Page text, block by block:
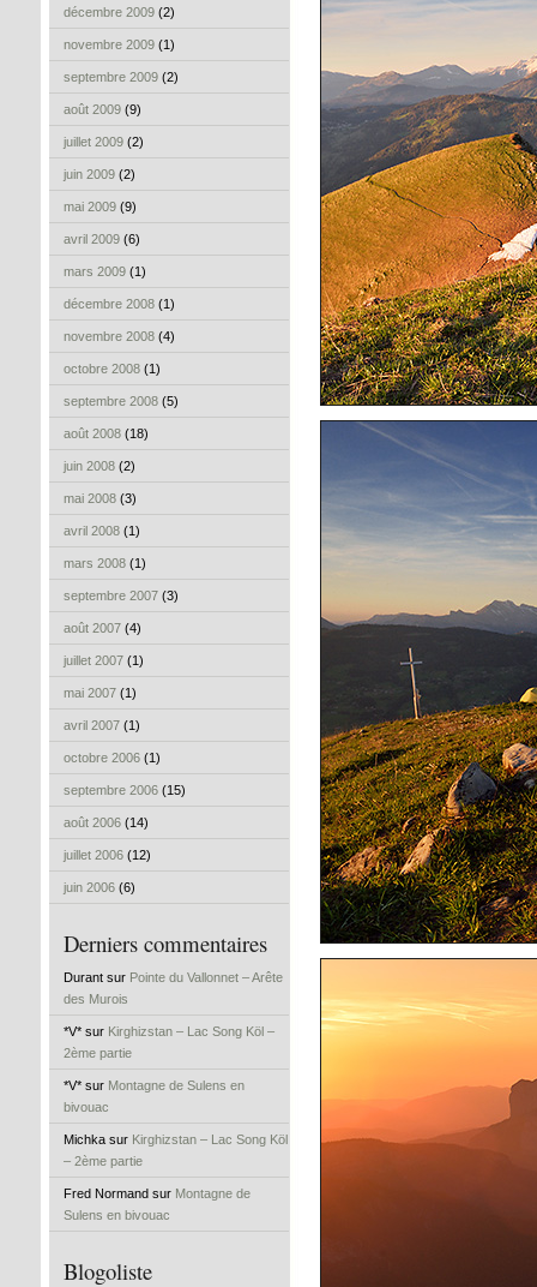
décembre 2009 (2)
novembre 2009 (1)
septembre 2009 (2)
août 2009 (9)
juillet 2009 (2)
juin 2009 (2)
mai 2009 (9)
avril 2009 (6)
mars 2009 (1)
décembre 2008 (1)
novembre 2008 (4)
octobre 2008 (1)
septembre 2008 (5)
août 2008 (18)
juin 2008 (2)
mai 2008 (3)
avril 2008 (1)
mars 2008 (1)
septembre 2007 (3)
août 2007 (4)
juillet 2007 (1)
mai 2007 (1)
avril 2007 (1)
octobre 2006 (1)
septembre 2006 (15)
août 2006 (14)
juillet 2006 (12)
juin 2006 (6)
Derniers commentaires
Durant sur Pointe du Vallonnet – Arête
des Murois
*V* sur Kirghizstan – Lac Song Köl –
2ème partie
*V* sur Montagne de Sulens en
bivouac
Michka sur Kirghizstan – Lac Song Köl
– 2ème partie
Fred Normand sur Montagne de
Sulens en bivouac
Blogoliste